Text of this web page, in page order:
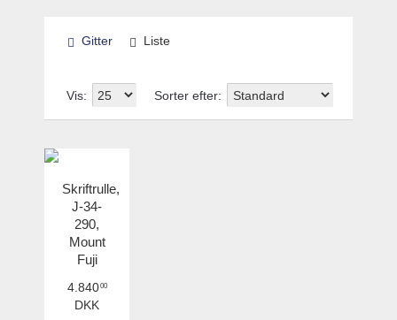
Gitter Liste
Vis: Sorter efter:
Skriftrulle,
J-34-
290,
Mount
Fuji
4.84000
DKK